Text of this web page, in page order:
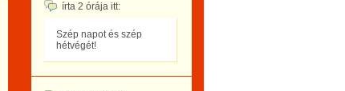
írta 2 órája itt:
Szép napot és szép
hétvégét!